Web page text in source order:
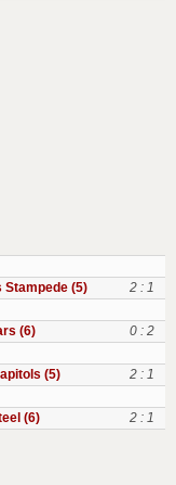
Stampede (5)
2 : 1
(6)
0 : 2
(5)
2 : 1
(6) 2 : 1